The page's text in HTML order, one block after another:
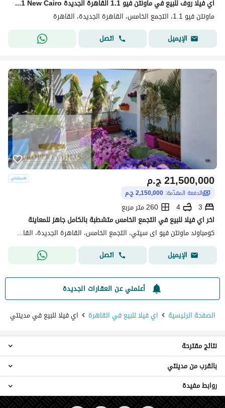
اي فيلا روف للبيع في ماونتن فيو 1.1 القاهرة الجديدة Mountain view 1.1 New Cairo
ماونتن فيو 1.1، التجمع الخامس، القاهرة الجديدة، القاهرة
الإيميل
اتصل
ج.م21,500,000
الدفعة المقدّمة: 2,150,000 ج.م
3
4
260 متر مربع
اخر اي فيلا للبيع في التجمع الخامس متشطبة بالكامل جاهز للمعاينة
كومباوند ماونتن فيو اى سيتي، التجمع الخامس، القاهرة الجديدة، القاهرة
الإيميل
اتصل
أعلمني عن العقارات الجديدة
الصفحة الرئيسية
اي فيلا للبيع في القاهرة اي فيلا للبيع في مدينتي
اي فيلا 3 غرف نوم للبيع في مدينتي
اي فيلا 4 غرف نوم للبيع في مدينتي
شقق للبيع في مدينتي
فيلات للبيع في مدينتي
نتائج مقترحة
اي فيلا للبيع في مدينة الشروق
اي فيلا للبيع في هليوبوليس الجديدة
بالقرب من مدينتي
روابط مفيدة